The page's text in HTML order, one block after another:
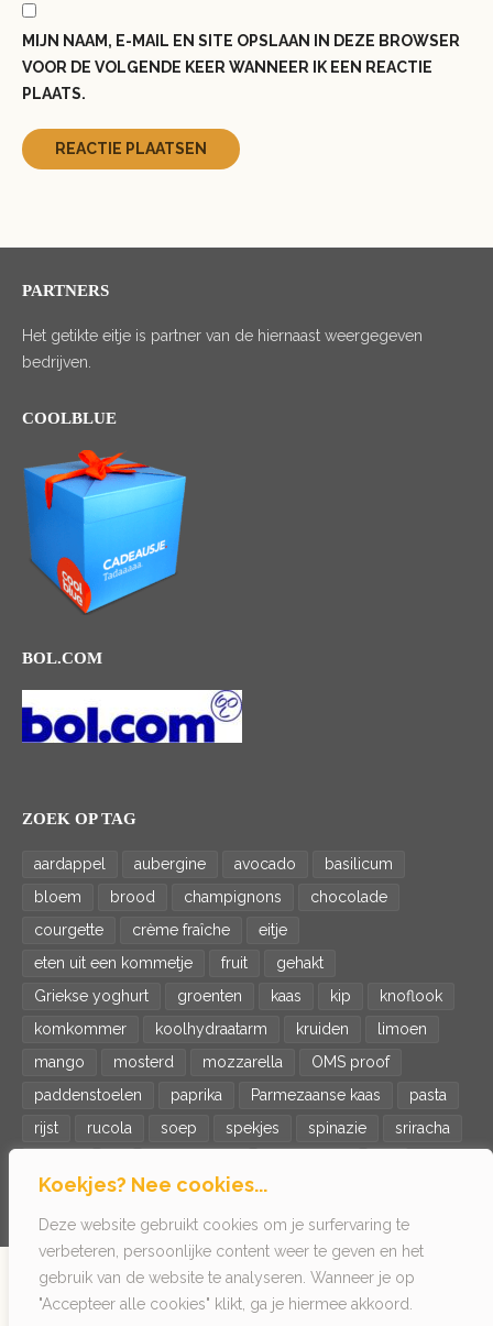
Koekjes? Nee cookies...
Deze website gebruikt cookies om je surfervaring te
verbeteren, persoonlijke content weer te geven en het
gebruik van de website te analyseren. Wanneer je op
"Accepteer alle cookies" klikt, ga je hiermee akkoord.
MIJN NAAM, E-MAIL EN SITE OPSLAAN IN DEZE BROWSER
VOOR DE VOLGENDE KEER WANNEER IK EEN REACTIE
PLAATS.
PARTNERS
Het getikte eitje is partner van de hiernaast weergegeven
bedrijven.
COOLBLUE
BOL.COM
ZOEK OP TAG
aardappel aubergine avocado
basilicum
bloem
brood champignons
chocolade
courgette
crème fraîche
eitje
eten uit een kommetje
fruit
gehakt
Griekse yoghurt
groenten kaas kip
knoflook
komkommer
koolhydraatarm kruiden
limoen
mango
mosterd mozzarella
OMS proof
paddenstoelen
paprika Parmezaanse kaas
pasta
rijst
rucola soep spekjes spinazie
sriracha
wortel
zalm zoete aardappel